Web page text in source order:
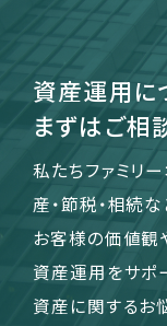
資産運用に
まずはご相
私たちファミリ
産・節税・相続
お客様の価値観
資産運用をサポ
資産に関するお